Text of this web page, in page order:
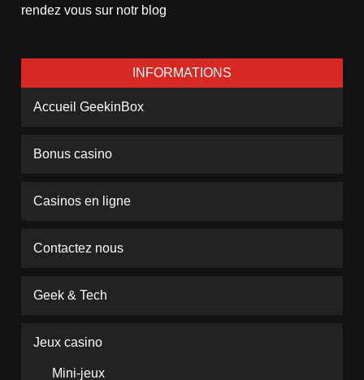
rendez vous sur notr blog
INFORMATIONS
Accueil GeekinBox
Bonus casino
Casinos en ligne
Contactez nous
Geek & Tech
Jeux casino
Mini-jeux